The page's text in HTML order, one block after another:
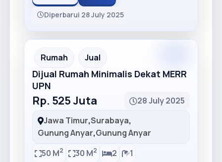
Diperbarui 28 July 2025
Recommended
Rumah Jual
Dijual Rumah Minimalis Dekat MERR
UPN
Rp. 525 Juta
28 July 2025
Jawa Timur,Surabaya,
Gunung Anyar,Gunung Anyar
50 M2 30 M2 2 1